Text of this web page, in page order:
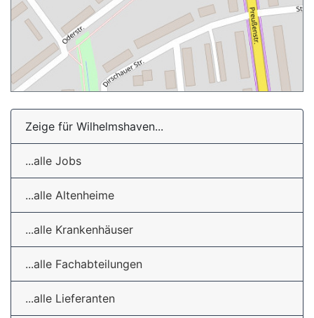
Zeige für Wilhelmshaven...
...alle Jobs
...alle Altenheime
...alle Krankenhäuser
...alle Fachabteilungen
...alle Lieferanten